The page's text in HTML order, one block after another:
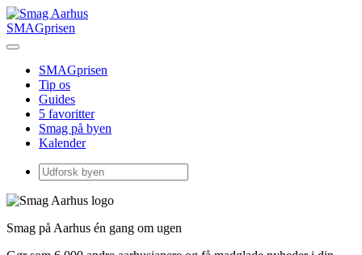
SMAGprisen
SMAGprisen
Tip os
Guides
5 favoritter
Smag på byen
Kalender
Smag på Aarhus én gang om ugen